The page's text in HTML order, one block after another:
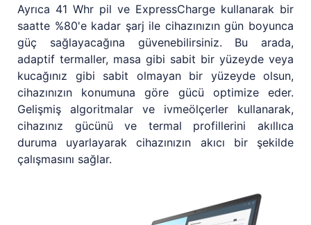
Ayrıca 41 Whr pil ve ExpressCharge kullanarak bir
saatte %80'e kadar şarj ile cihazınızın gün boyunca
güç sağlayacağına güvenebilirsiniz. Bu arada,
adaptif termaller, masa gibi sabit bir yüzeyde veya
kucağınız gibi sabit olmayan bir yüzeyde olsun,
cihazınızın konumuna göre gücü optimize eder.
Gelişmiş algoritmalar ve ivmeölçerler kullanarak,
cihazınız gücünü ve termal profillerini akıllıca
duruma uyarlayarak cihazınızın akıcı bir şekilde
çalışmasını sağlar.